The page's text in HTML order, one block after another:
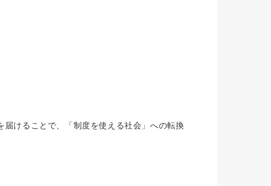
けることで、「制度を使える社会」への転換